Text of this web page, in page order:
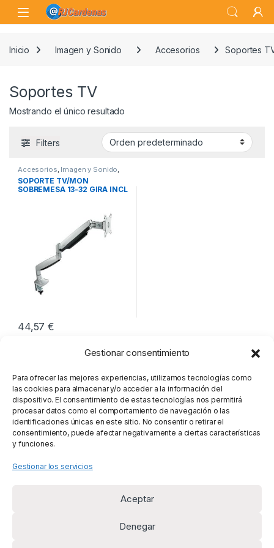
Gestionar consentimiento
Para ofrecer las mejores experiencias, utilizamos tecnologías como
las cookies para almacenar y/o acceder a la información del
dispositivo. El consentimiento de estas tecnologías nos permitirá
procesar datos como el comportamiento de navegación o las
identificaciones únicas en este sitio. No consentir o retirar el
consentimiento, puede afectar negativamente a ciertas características
y funciones.
Gestionar los servicios
Aceptar
Denegar
Skip to navigation
Skip to content
Open
Inicio Imagen y Sonido Accesorios Soportes
Soportes TV
Mostrando el único resultado
Filters
Accesorios, Imagen y Sonido,
Soportes TV
SOPORTE TV/MON
SOBREMESA 13-32 GIRA INCL
44,57€
Mostrando el único resultado